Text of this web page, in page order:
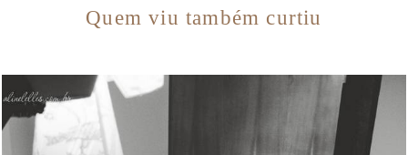
Quem viu também curtiu